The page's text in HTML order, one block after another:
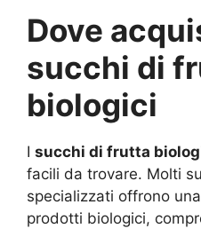
Dove
succhi di
biologici
I succhi di frutta
facili da trovare. Molti
specializzati offrono
prodotti biologici,